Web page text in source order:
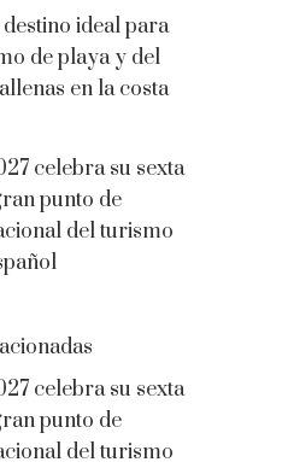
ideal para
de playa y del
en la costa
celebra su sexta
punto de
del turismo
celebra su sexta
punto de
del turismo